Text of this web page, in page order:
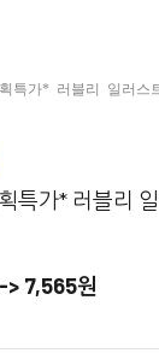
특가* 러블리 일러스
특가* 러블리
-> 7,565원